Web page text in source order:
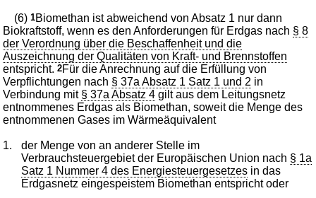
(6)1Biomethan ist abweichend von Absatz 1 nur dann
Biokraftstoff, wenn es den Anforderungen für Erdgas nach § 8
der Verordnung über die Beschaffenheit und die
Auszeichnung der Qualitäten von Kraft- und Brennstoffen
entspricht.2Für die Anrechnung auf die Erfüllung von
Verpflichtungen nach § 37a Absatz 1 Satz 1 und 2 in
Verbindung mit § 37a Absatz 4 gilt aus dem Leitungsnetz
entnommenes Erdgas als Biomethan, soweit die Menge des
entnommenen Gases im Wärmeäquivalent
1.
der Menge von an anderer Stelle im
Verbrauchsteuergebiet der Europäischen Union nach § 1a
Satz 1 Nummer 4 des Energiesteuergesetzes in das
Erdgasnetz eingespeistem Biomethan entspricht oder